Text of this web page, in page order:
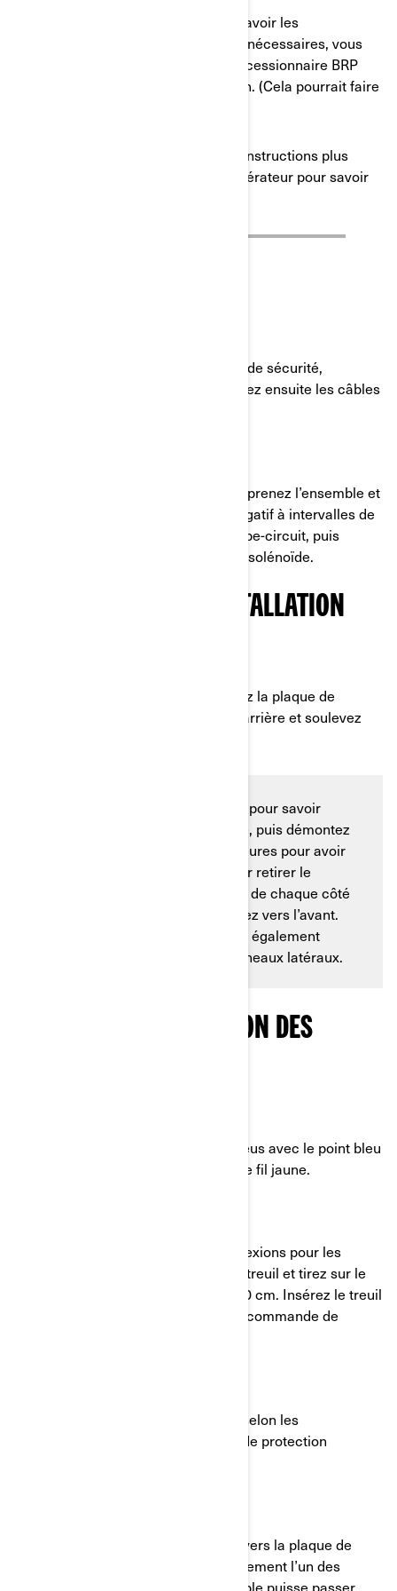
Si vous avez l’impression de ne pas avoir les
connaissances ou les compétences nécessaires, vous
pouvez toujours contacter votre concessionnaire BRP
agréé pour qu’il effectue l’installation. (Cela pourrait faire
spécifique à votre modèle pour des instructions plus
détaillées. Consultez le guide de l’opérateur pour savoir
Avant toute chose, pour des raisons de sécurité,
débranchez la batterie. Pré-assemblez ensuite les câbles
À l’aide de ruban adhésif électrique, prenez l’ensemble et
fixez-le avec un câble de batterie négatif à intervalles de
30 cm en commençant après le coupe-circuit, puis
ajoutez le support de solénoïde et le solénoïde.
PRÉPARATION DE L’INSTALLATION
Retirez le pare-chocs avant, abaissez la plaque de
protection avant, bloquez les roues arrière et soulevez
pour savoir
comment soulever votre véhicule, puis démontez
les roues avant et les ailes intérieures pour avoir
plus d’espace pour travailler. Pour retirer le
support des indicateurs, appuyez de chaque côté
du bord d’attaque, soulevez et tirez vers l’avant.
Gardez à l’esprit que vous devrez également
retirer la console et les deux panneaux latéraux.
DÉBUT DE L’INSTALLATION DES
Connectez les câbles électriques bleus avec le point bleu
sur le treuil et faites de même pour le fil jaune.
Appliquez de la graisse sur les connexions pour les
étanchéifier, libérez l’embrayage du treuil et tirez sur le
câble pour qu’il dépasse d’environ 30 cm. Insérez le treuil
du côté droit du véhicule, bouton de commande de
Fixez le treuil sur le châssis, serrez selon les
spécifications et installez la plaque de protection
Faites passer le câble du treuil à travers la plaque de
protection avant et retirez temporairement l’un des
rouleaux horizontaux pour que le câble puisse passer.